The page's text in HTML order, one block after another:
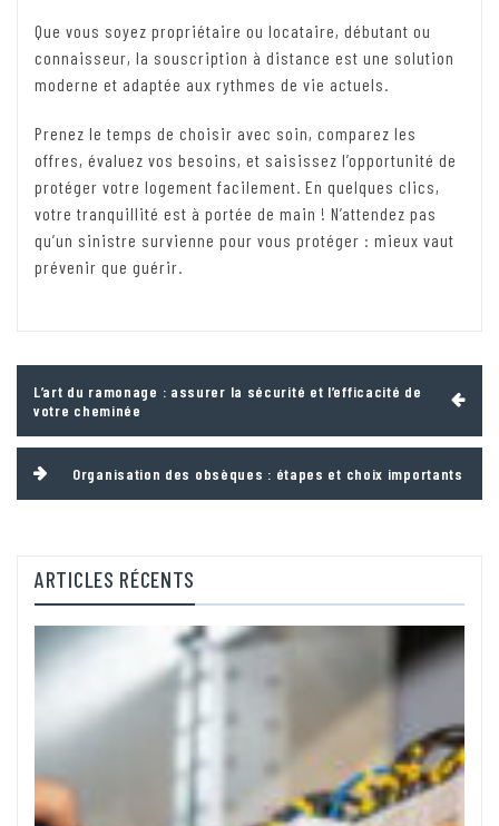
Que vous soyez propriétaire ou locataire, débutant ou
connaisseur, la souscription à distance est une solution
moderne et adaptée aux rythmes de vie actuels.
Prenez le temps de choisir avec soin, comparez les
offres, évaluez vos besoins, et saisissez l’opportunité de
protéger votre logement facilement. En quelques clics,
votre tranquillité est à portée de main ! N’attendez pas
qu’un sinistre survienne pour vous protéger : mieux vaut
prévenir que guérir.
de
l’article
L’art du ramonage : assurer la sécurité et l’efficacité de
votre cheminée
Organisation des obsèques : étapes et choix importants
ARTICLES RÉCENTS